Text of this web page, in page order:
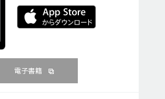
電子書籍